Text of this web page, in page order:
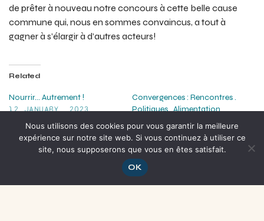
de prêter à nouveau notre concours à cette belle cause
commune qui, nous en sommes convaincus, a tout à
gagner à s’élargir à d’autres acteurs!
Related
Nourrir… Autrement !
12 JANUARY, 2023
In "News"
Convergences : Rencontres .
Politiques . Alimentation .
27 JANUARY, 2025
8 JANUARY, 2026
Nous utilisons des cookies pour vous garantir la meilleure
expérience sur notre site web. Si vous continuez à utiliser ce
site, nous supposerons que vous en êtes satisfait.
OK